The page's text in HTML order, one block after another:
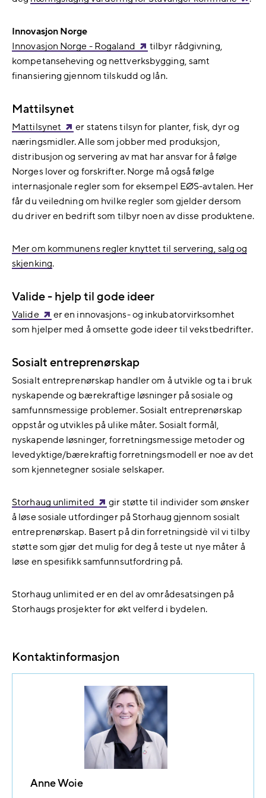
Innovasjon Norge
Innovasjon Norge - Rogaland
tilbyr rådgivning,
kompetanseheving og nettverksbygging, samt
finansiering gjennom tilskudd og lån.
Mattilsynet
Mattilsynet
er statens tilsyn for planter, fisk, dyr og
næringsmidler. Alle som jobber med produksjon,
distribusjon og servering av mat har ansvar for å følge
Norges lover og forskrifter. Norge må også følge
internasjonale regler som for eksempel EØS-avtalen. Her
får du veiledning om hvilke regler som gjelder dersom
du driver en bedrift som tilbyr noen av disse produktene.
Mer om kommunens regler knyttet til servering, salg og
skjenking.
Valide - hjelp til gode ideer
Valide
er en innovasjons- og inkubatorvirksomhet
som hjelper med å omsette gode ideer til vekstbedrifter.
Sosialt entreprenørskap
Sosialt entreprenørskap handler om å utvikle og ta i bruk
nyskapende og bærekraftige løsninger på sosiale og
samfunnsmessige problemer. Sosialt entreprenørskap
oppstår og utvikles på ulike måter. Sosialt formål,
nyskapende løsninger, forretningsmessige metoder og
levedyktige/bærekraftig forretningsmodell er noe av det
som kjennetegner sosiale selskaper.
Storhaug unlimited
gir støtte til individer som ønsker
å løse sosiale utfordinger på Storhaug gjennom sosialt
entreprenørskap. Basert på din forretningsidè vil vi tilby
støtte som gjør det mulig for deg å teste ut nye måter å
løse en spesifikk samfunnsutfordring på.
Storhaug unlimited er en del av områdesatsingen på
Storhaugs prosjekter for økt velferd i bydelen.
Kontaktinformasjon
Anne Woie